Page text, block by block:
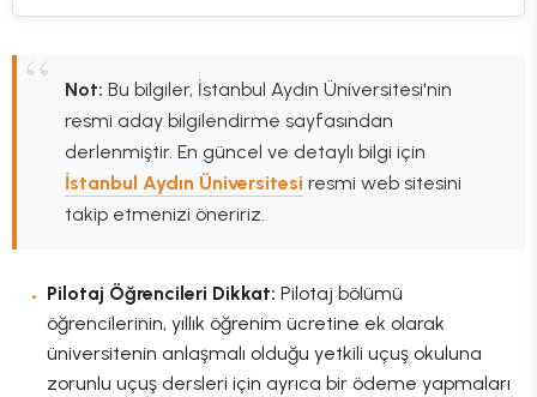
Not: Bu bilgiler, İstanbul Aydın Üniversitesi'nin
resmi aday bilgilendirme sayfasından
derlenmiştir. En güncel ve detaylı bilgi için
İstanbul Aydın Üniversitesi resmi web sitesini
takip etmenizi öneririz.
Pilotaj Öğrencileri Dikkat: Pilotaj bölümü
öğrencilerinin, yıllık öğrenim ücretine ek olarak
üniversitenin anlaşmalı olduğu yetkili uçuş okuluna
zorunlu uçuş dersleri için ayrıca bir ödeme yapmaları